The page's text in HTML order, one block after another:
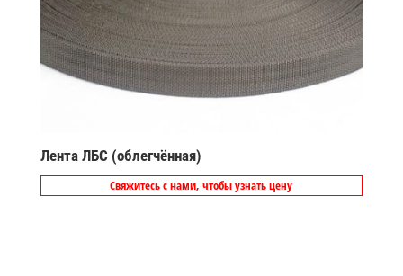
Лента ЛБС (облегчённая)
Свяжитесь с нами, чтобы узнать цену